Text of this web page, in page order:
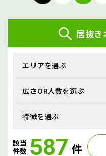
ナ
ゲ
ー
ョ
ン
居抜き
エリアを選ぶ
広さOR人数を選ぶ
特徴を選ぶ
該当
件数 587 件